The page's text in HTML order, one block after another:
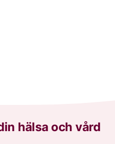
hälsa och vård